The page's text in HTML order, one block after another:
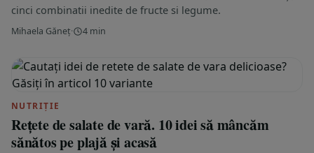
cinci combinatii inedite de fructe si legume.
Mihaela Găneț· 4 min
NUTRIȚIE
Rețete de salate de vară. 10 idei să mâncăm
sănătos pe plajă și acasă